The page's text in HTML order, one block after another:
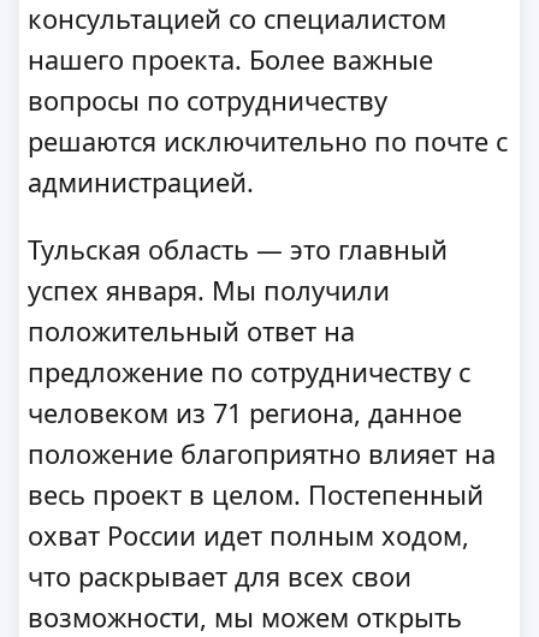
консультацией со специалистом
нашего проекта. Более важные
вопросы по сотрудничеству
решаются исключительно по почте с
администрацией.
Тульская область — это главный
успех января. Мы получили
положительный ответ на
предложение по сотрудничеству с
человеком из 71 региона, данное
положение благоприятно влияет на
весь проект в целом. Постепенный
охват России идет полным ходом,
что раскрывает для всех свои
возможности, мы можем открыть